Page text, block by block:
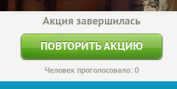
Акция завершилась
ПОВТОРИТЬ АКЦИЮ
Человек проголосовало: 0